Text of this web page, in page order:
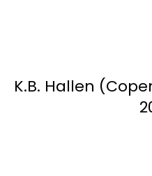
K.B. Hallen